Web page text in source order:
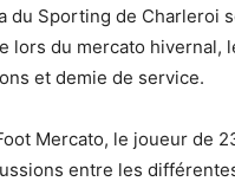
du Sporting de
lors du mercato
et demie de service.
Mercato, le joueur de
entre les